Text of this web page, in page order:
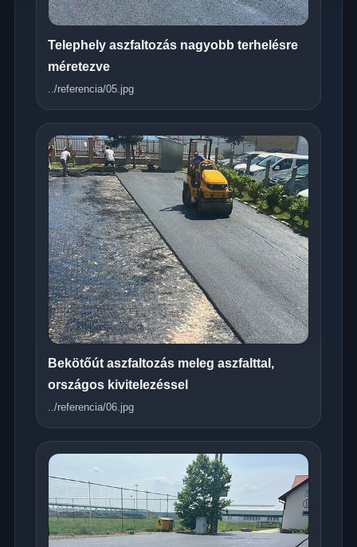
Telephely aszfaltozás nagyobb terhelésre
méretezve
../referencia/05.jpg
Bekötőút aszfaltozás meleg aszfalttal,
országos kivitelezéssel
../referencia/06.jpg